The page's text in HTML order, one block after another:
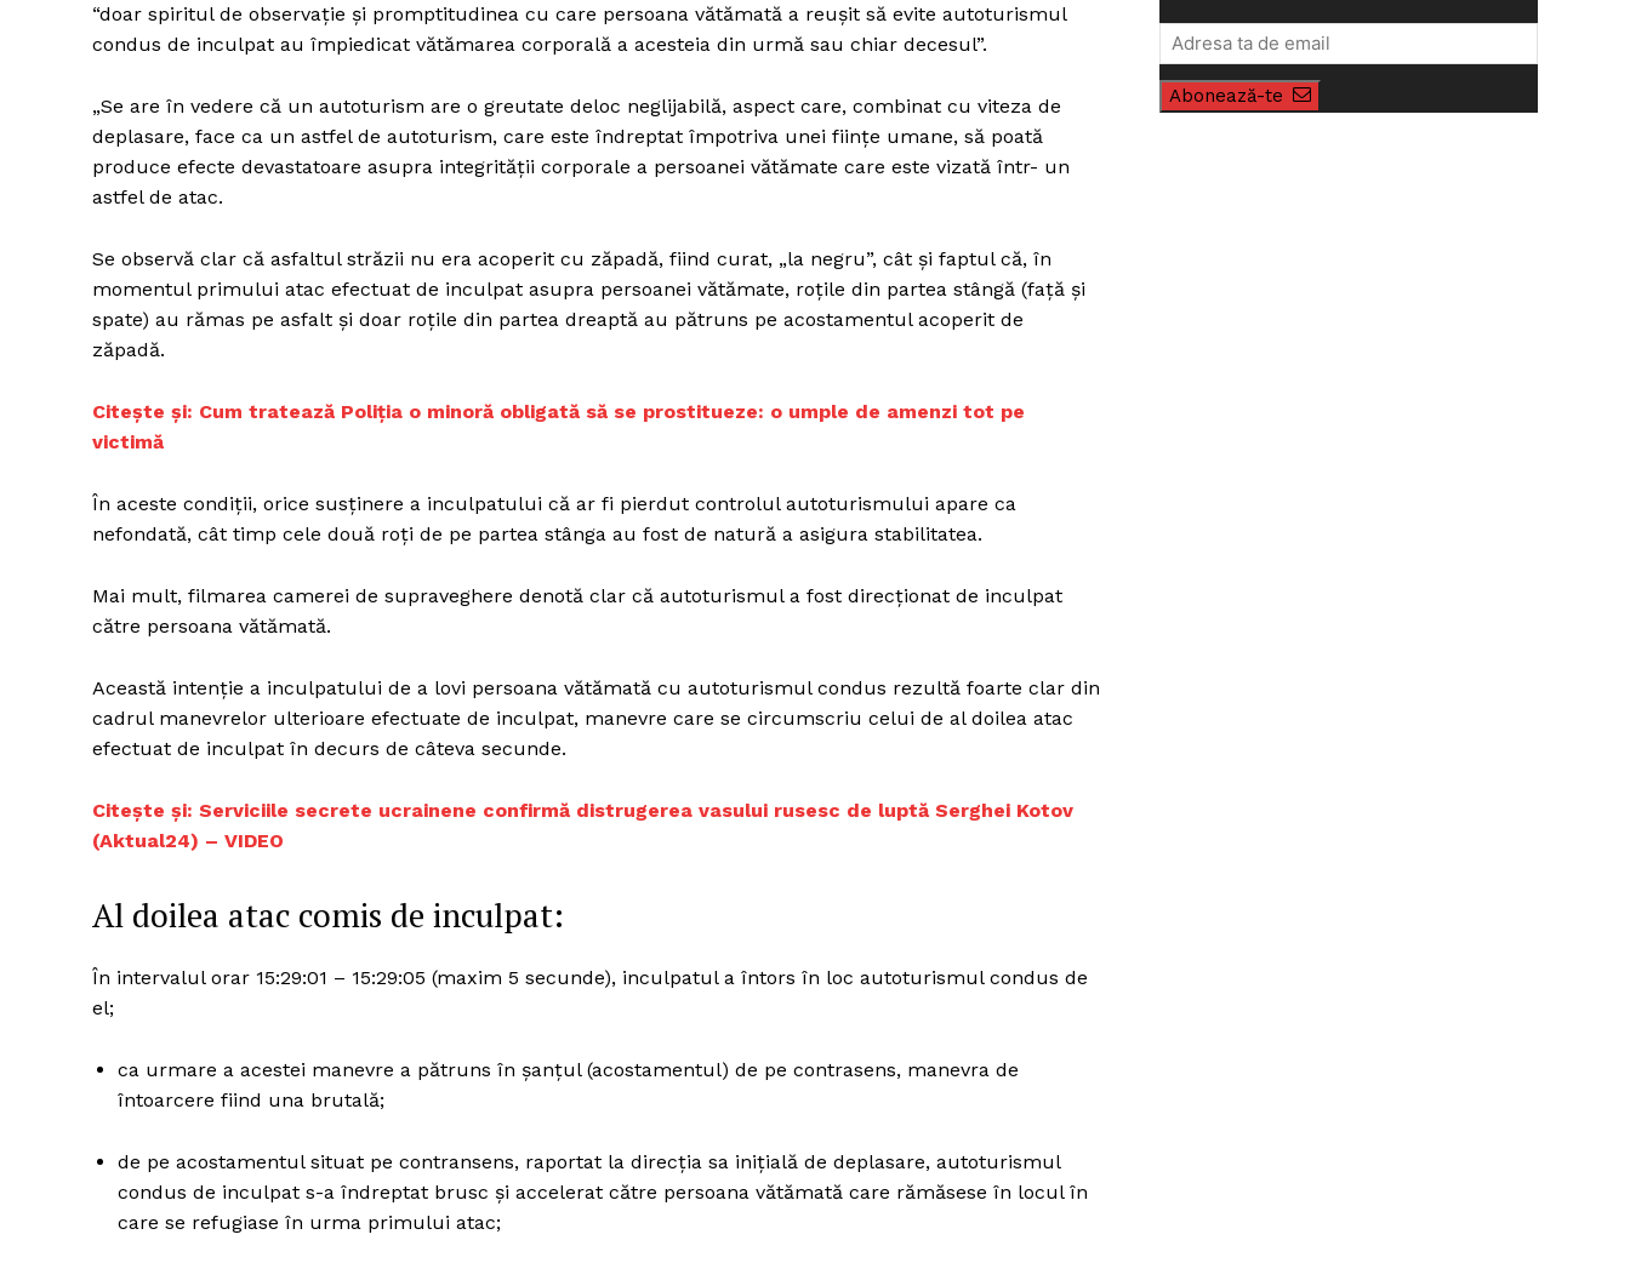
“doar spiritul de observaţie şi promptitudinea cu care persoana vătămată a reuşit să evite autoturismul
condus de inculpat au împiedicat vătămarea corporală a acesteia din urmă sau chiar decesul”.
„Se are în vedere că un autoturism are o greutate deloc neglijabilă, aspect care, combinat cu viteza de
deplasare, face ca un astfel de autoturism, care este îndreptat împotriva unei fiinţe umane, să poată
produce efecte devastatoare asupra integrităţii corporale a persoanei vătămate care este vizată într- un
astfel de atac.
Se observă clar că asfaltul străzii nu era acoperit cu zăpadă, fiind curat, „la negru”, cât şi faptul că, în
momentul primului atac efectuat de inculpat asupra persoanei vătămate, roţile din partea stângă (faţă şi
spate) au rămas pe asfalt şi doar roţile din partea dreaptă au pătruns pe acostamentul acoperit de
zăpadă.
Citește și: Cum tratează Poliția o minoră obligată să se prostitueze: o umple de amenzi tot pe
victimă
În aceste condiţii, orice susţinere a inculpatului că ar fi pierdut controlul autoturismului apare ca
nefondată, cât timp cele două roţi de pe partea stânga au fost de natură a asigura stabilitatea.
Mai mult, filmarea camerei de supraveghere denotă clar că autoturismul a fost direcţionat de inculpat
către persoana vătămată.
Această intenţie a inculpatului de a lovi persoana vătămată cu autoturismul condus rezultă foarte clar din
cadrul manevrelor ulterioare efectuate de inculpat, manevre care se circumscriu celui de al doilea atac
efectuat de inculpat în decurs de câteva secunde.
Citește și: Serviciile secrete ucrainene confirmă distrugerea vasului rusesc de luptă Serghei Kotov
(Aktual24) – VIDEO
Al doilea atac comis de inculpat:
În intervalul orar 15:29:01 – 15:29:05 (maxim 5 secunde), inculpatul a întors în loc autoturismul condus de
el;
ca urmare a acestei manevre a pătruns în şanţul (acostamentul) de pe contrasens, manevra de
întoarcere fiind una brutală;
de pe acostamentul situat pe contransens, raportat la direcţia sa iniţială de deplasare, autoturismul
condus de inculpat s-a îndreptat brusc şi accelerat către persoana vătămată care rămăsese în locul în
care se refugiase în urma primului atac;
Abonează-te